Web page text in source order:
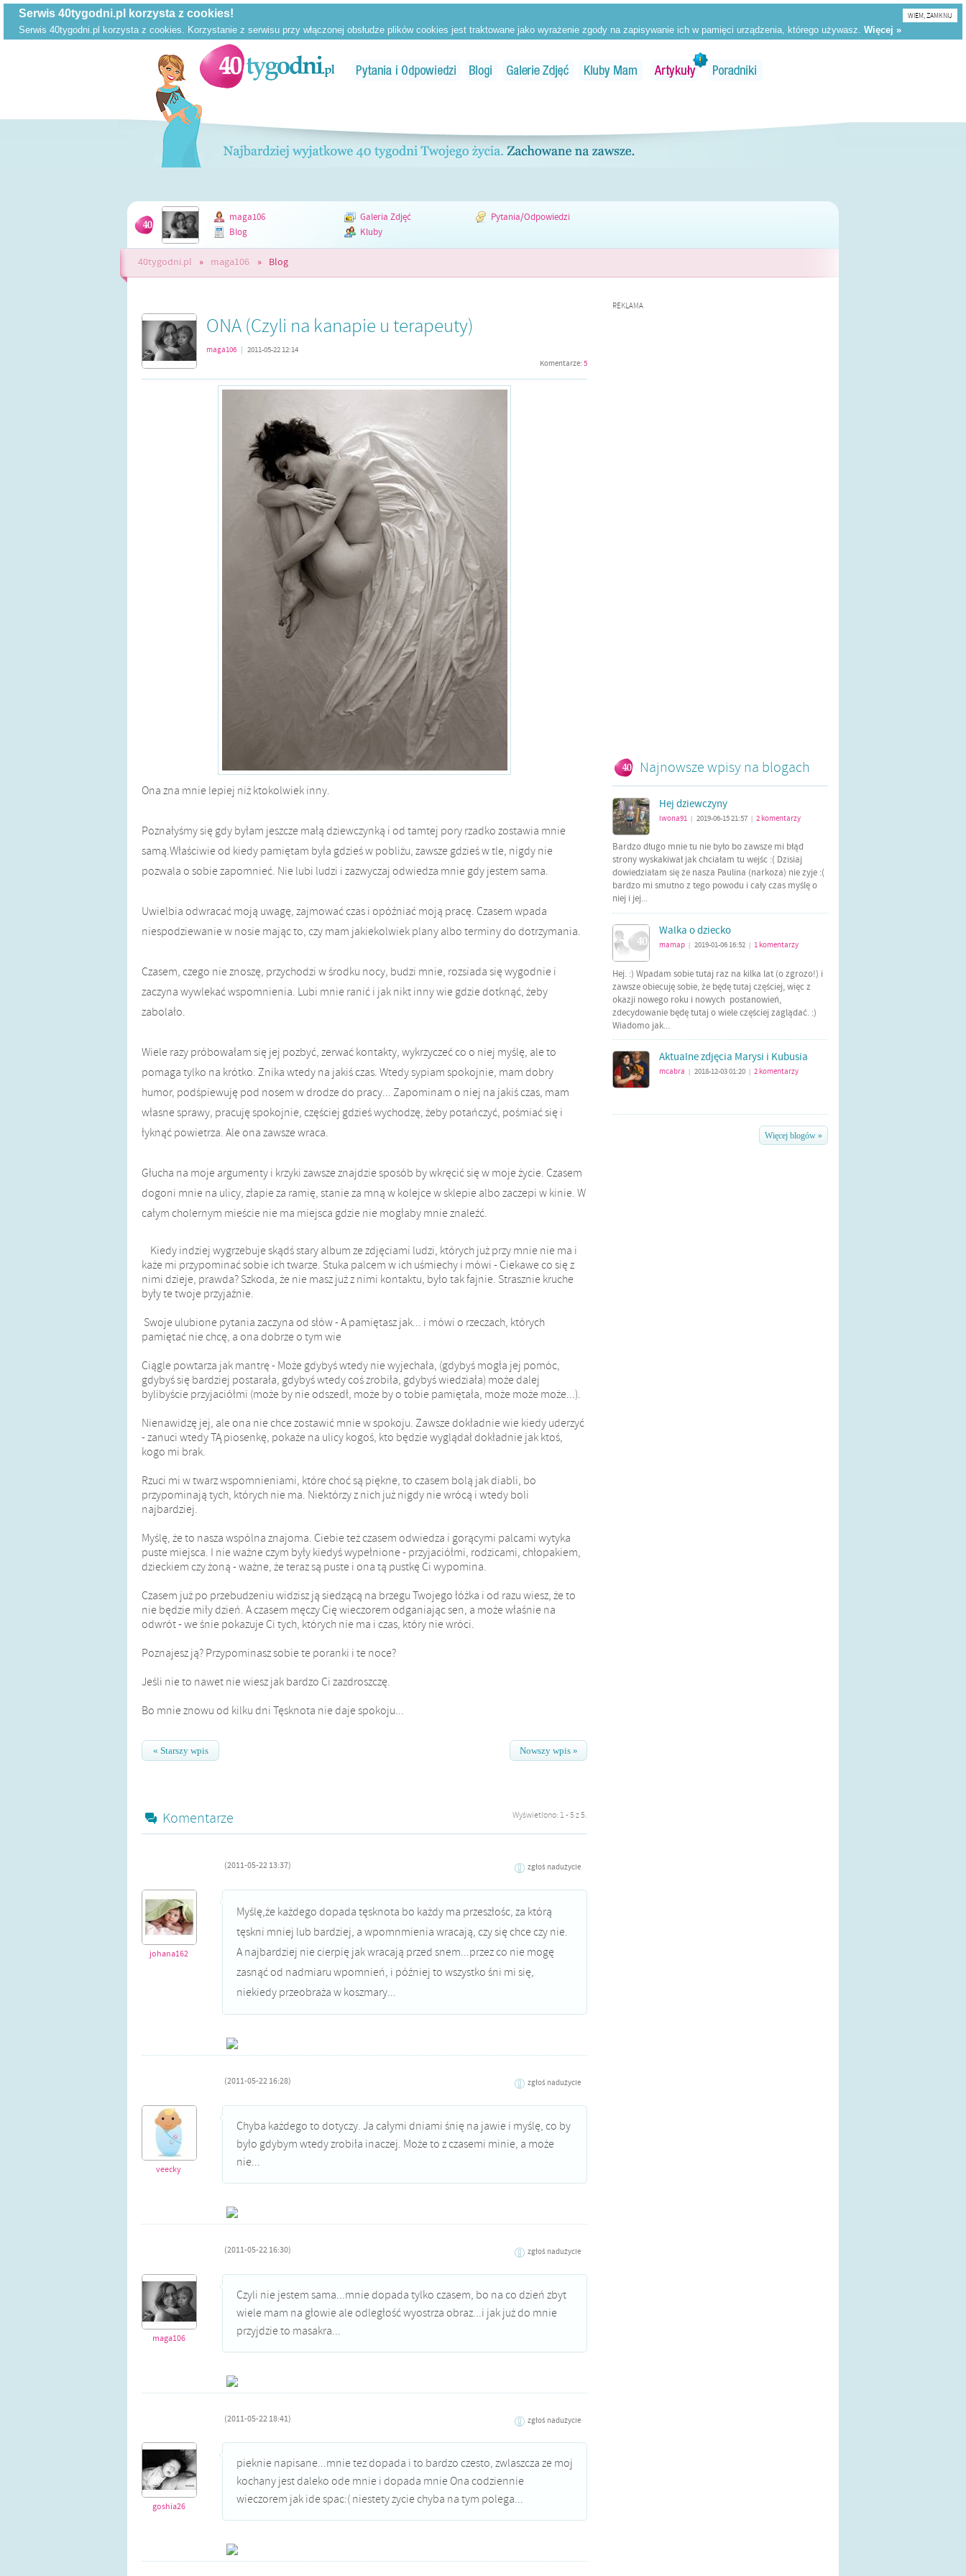
WIEM, ZAMKNIJ
maga106 Galeria Zdjęć
Pytania/Odpowiedzi
Blog
Kluby
40tygodni.pl » maga106 » Blog
ONA (Czyli na kanapie u terapeuty)
maga106 | 2011-05-22 12:14
Komentarze: 5
Ona zna mnie lepiej niż ktokolwiek inny.
Poznałyśmy się gdy byłam jeszcze małą dziewczynką i od tamtej pory rzadko zostawia mnie
samą.Właściwie od kiedy pamiętam była gdzieś w pobliżu, zawsze gdzieś w tle, nigdy nie
pozwala o sobie zapomnieć. Nie lubi ludzi i zazwyczaj odwiedza mnie gdy jestem sama.
Uwielbia odwracać moją uwagę, zajmować czas i opóźniać moją pracę. Czasem wpada
niespodziewanie w nosie mając to, czy mam jakiekolwiek plany albo terminy do dotrzymania.
Czasem, czego nie znoszę, przychodzi w środku nocy, budzi mnie, rozsiada się wygodnie i
zaczyna wywlekać wspomnienia. Lubi mnie ranić i jak nikt inny wie gdzie dotknąć, żeby
zabolało.
Wiele razy próbowałam się jej pozbyć, zerwać kontakty, wykrzyczeć co o niej myślę, ale to
pomaga tylko na krótko. Znika wtedy na jakiś czas. Wtedy sypiam spokojnie, mam dobry
humor, podśpiewuję pod nosem w drodze do pracy... Zapominam o niej na jakiś czas, mam
własne sprawy, pracuję spokojnie, częściej gdzieś wychodzę, żeby potańczyć, pośmiać się i
łyknąć powietrza. Ale ona zawsze wraca.
Głucha na moje argumenty i krzyki zawsze znajdzie sposób by wkręcić się w moje życie. Czasem
dogoni mnie na ulicy, złapie za ramię, stanie za mną w kolejce w sklepie albo zaczepi w kinie. W
całym cholernym mieście nie ma miejsca gdzie nie mogłaby mnie znaleźć.
Kiedy indziej wygrzebuje skądś stary album ze zdjęciami ludzi, których już przy mnie nie ma i
każe mi przypominać sobie ich twarze. Stuka palcem w ich uśmiechy i mówi - Ciekawe co się z
nimi dzieje, prawda? Szkoda, że nie masz już z nimi kontaktu, było tak fajnie. Strasznie kruche
były te twoje przyjaźnie.
Swoje ulubione pytania zaczyna od słów - A pamiętasz jak... i mówi o rzeczach, których
pamiętać nie chcę, a ona dobrze o tym wie
Ciągle powtarza jak mantrę - Może gdybyś wtedy nie wyjechała, (gdybyś mogła jej pomóc,
gdybyś się bardziej postarała, gdybyś wtedy coś zrobiła, gdybyś wiedziała) może dalej
bylibyście przyjaciółmi (może by nie odszedł, może by o tobie pamiętała, może może może...).
Nienawidzę jej, ale ona nie chce zostawić mnie w spokoju. Zawsze dokładnie wie kiedy uderzyć
- zanuci wtedy TĄ piosenkę, pokaże na ulicy kogoś, kto będzie wyglądał dokładnie jak ktoś,
kogo mi brak.
Rzuci mi w twarz wspomnieniami, które choć są piękne, to czasem bolą jak diabli, bo
przypominają tych, których nie ma. Niektórzy z nich już nigdy nie wrócą i wtedy boli
najbardziej.
Myślę, że to nasza wspólna znajoma. Ciebie też czasem odwiedza i gorącymi palcami wytyka
puste miejsca. I nie ważne czym były kiedyś wypełnione - przyjaciółmi, rodzicami, chłopakiem,
dzieckiem czy żoną - ważne, że teraz są puste i ona tą pustkę Ci wypomina.
Czasem już po przebudzeniu widzisz ją siedzącą na brzegu Twojego łóżka i od razu wiesz, że to
nie będzie miły dzień. A czasem męczy Cię wieczorem odganiając sen, a może właśnie na
odwrót - we śnie pokazuje Ci tych, których nie ma i czas, który nie wróci.
Poznajesz ją? Przypominasz sobie te poranki i te noce?
Jeśli nie to nawet nie wiesz jak bardzo Ci zazdroszczę.
Bo mnie znowu od kilku dni Tęsknota nie daje spokoju...
Nowszy wpis »
« Starszy wpis
Komentarze Wyświetlono: 1 - 5 z 5.
(2011-05-22 13:37) zgłoś nadużycie
johana162
Myślę,że każdego dopada tęsknota bo każdy ma przeszłośc, za którą
tęskni mniej lub bardziej, a wpomnmienia wracają, czy się chce czy nie.
A najbardziej nie cierpię jak wracają przed snem...przez co nie mogę
zasnąć od nadmiaru wpomnień, i później to wszystko śni mi się,
niekiedy przeobraża w koszmary...
(2011-05-22 16:28) zgłoś nadużycie
veecky
Chyba każdego to dotyczy. Ja całymi dniami śnię na jawie i myślę, co by
było gdybym wtedy zrobiła inaczej. Może to z czasemi minie, a może
nie...
(2011-05-22 16:30) zgłoś nadużycie
maga106
Czyli nie jestem sama...mnie dopada tylko czasem, bo na co dzień zbyt
wiele mam na głowie ale odległość wyostrza obraz...i jak już do mnie
przyjdzie to masakra...
(2011-05-22 18:41) zgłoś nadużycie
goshia26
pieknie napisane...mnie tez dopada i to bardzo czesto, zwlaszcza ze moj
kochany jest daleko ode mnie i dopada mnie Ona codziennie
wieczorem jak ide spac:( niestety zycie chyba na tym polega...
REKLAMA
Najnowsze wpisy na blogach
Hej dziewczyny
iwona91 2019-06-15 21:57 2 komentarzy
Bardzo długo mnie tu nie było bo zawsze mi błąd
strony wyskakiwał jak chciałam tu wejśc :( Dzisiaj
dowiedziałam się że nasza Paulina (narkoza) nie zyje :(
bardzo mi smutno z tego powodu i cały czas myślę o
niej i jej...
Walka o dziecko
mamap 2019-01-06 16:52 1 komentarzy
Hej. :) Wpadam sobie tutaj raz na kilka lat (o zgrozo!) i
zawsze obiecuję sobie, że będę tutaj częściej, więc z
okazji nowego roku i nowych postanowień,
zdecydowanie będę tutaj o wiele częściej zaglądać. :)
Wiadomo jak...
Aktualne zdjęcia Marysi i Kubusia
mcabra 2018-12-03 01:20 2 komentarzy
Więcej blogów »